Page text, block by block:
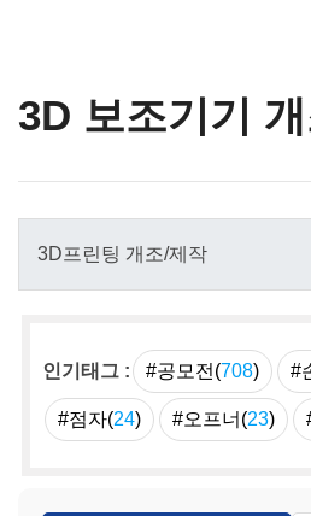
3D 보조기기
인기태그 : #공모전(708) #
#점자(24) #오프너(23)